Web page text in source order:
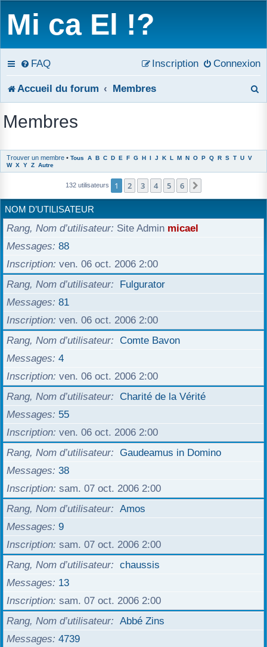
Mi ca El !?
FAQ Connexion
Inscription
Accueil du forum Membres
h
e
c
Membres
Trouver un membre • Tous A B C D E F G H I J K L M N O P Q R S T U V
W X Y Z Autre
132 utilisateurs 1 2 3 4 5 6
NOM D’UTILISATEUR
Rang, Nom d’utilisateur Site Admin micael
Messages
88
Inscription ven. 06 oct. 2006 2:00
Rang, Nom d’utilisateur
Fulgurator
Messages
81
Inscription ven. 06 oct. 2006 2:00
Rang, Nom d’utilisateur
Comte Bavon
Messages
4
Inscription ven. 06 oct. 2006 2:00
Rang, Nom d’utilisateur
Charité de la Vérité
Messages
55
Inscription ven. 06 oct. 2006 2:00
Rang, Nom d’utilisateur
Gaudeamus in Domino
Messages
38
Inscription sam. 07 oct. 2006 2:00
Rang, Nom d’utilisateur
Amos
Messages
9
Inscription sam. 07 oct. 2006 2:00
Rang, Nom d’utilisateur
chaussis
Messages
13
Inscription sam. 07 oct. 2006 2:00
Rang, Nom d’utilisateur
Abbé Zins
Messages
4739